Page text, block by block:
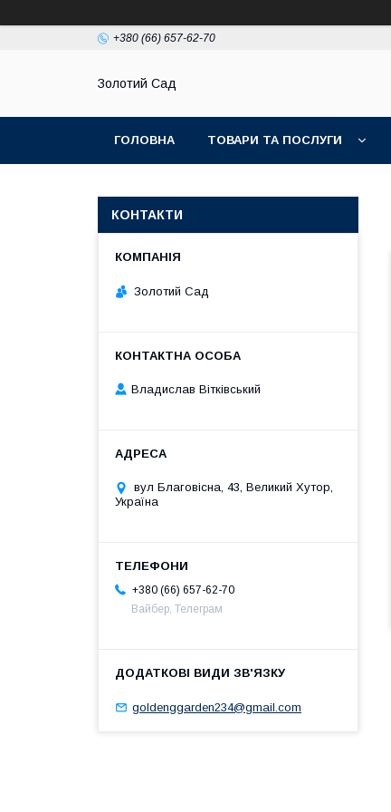
+380 (66) 657-62-70
Золотий Сад
ГОЛОВНА ТОВАРИ ТА ПОСЛУГИ
КОНТАКТИ
Золотий Сад
Владислав Вітківський
вул Благовісна, 43, Великий Хутор,
Україна
+380 (66) 657-62-70
Вайбер, Телеграм
goldenggarden234@gmail.com